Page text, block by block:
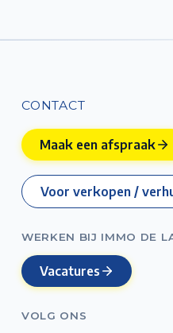
CONTACT
Maak een afspraak
Voor verkopen /
WERKEN BIJ IMMO DE
Vacatures
VOLG ONS